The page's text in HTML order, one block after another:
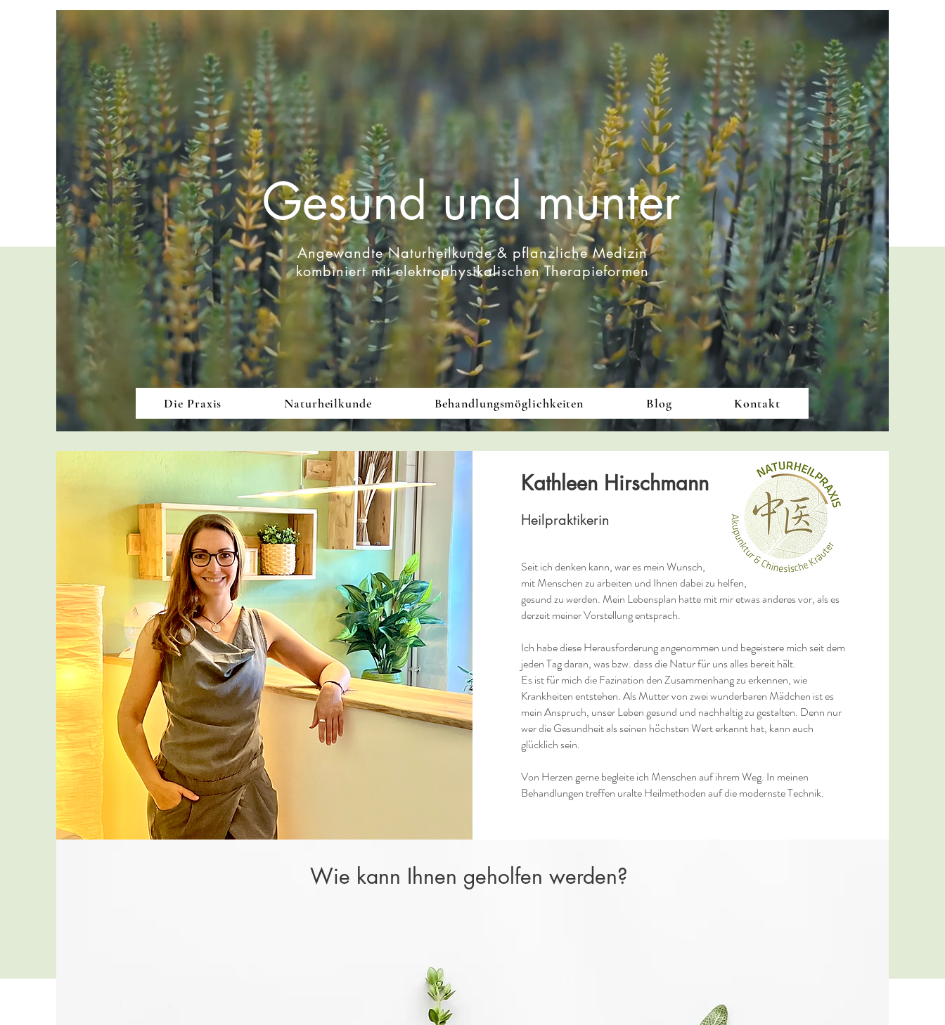
Heilpraktikerin
Seit ich denken kann, war es mein Wunsch,
mit Menschen zu arbeiten und Ihnen dabei zu helfen,
gesund zu werden. Mein Lebensplan hatte mit mir etwas anderes vor, als es
derzeit meiner Vorstellung entsprach.
Ich habe diese Herausforderung angenommen und begeistere mich seit dem
jeden Tag daran, was bzw. dass die Natur für uns alles bereit hält.
Es ist für mich die Fazination den Zusammenhang zu erkennen, wie
Krankheiten entstehen. Als Mutter von zwei wunderbaren Mädchen ist es
mein Anspruch, unser Leben gesund und nachhaltig zu gestalten. Denn nur
wer die Gesundheit als seinen höchsten Wert erkannt hat, kann auch
glücklich sein.
Von Herzen gerne begleite ich Menschen auf ihrem Weg. In meinen
Behandlungen treffen uralte Heilmethoden auf die modernste Technik.
Kathleen Hirschmann
Gesund und munter
Angewandte Naturheilkunde & pflanzliche Medizin
kombiniert mit elektrophysikalischen Therapieformen
Die Praxis Naturheilkunde Behandlungsmöglichkeiten Blog Kontakt
Wie kann Ihnen geholfen werden?